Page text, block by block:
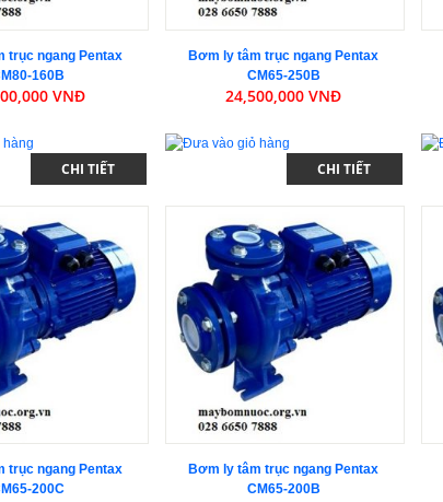
trục ngang Pentax
160B
VNĐ
CHI TIẾT
Bơm ly tâm trục ngang Pentax
CM65-250B
24,500,000 VNĐ
CHI TIẾT
trục ngang Pentax
200C
Bơm ly tâm trục ngang Pentax
CM65-200B